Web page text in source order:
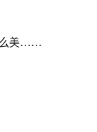
么美……